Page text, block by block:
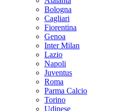
Bologna
Cagliari
Fiorentina
Genoa
Inter Milan
Lazio
Napoli
Juventus
Roma
Parma Calcio
Torino
Udinese